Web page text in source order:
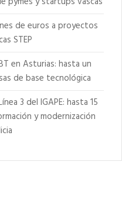
de euros a proyectos
STEP
en Asturias: hasta un
de base tecnológica
3 del IGAPE: hasta 15
y modernización